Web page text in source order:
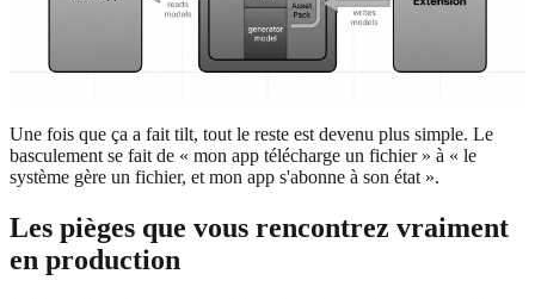
Une fois que ça a fait tilt, tout le reste est devenu plus simple. Le
basculement se fait de « mon app télécharge un fichier » à « le
système gère un fichier, et mon app s'abonne à son état ».
Les pièges que vous rencontrez vraiment
en production